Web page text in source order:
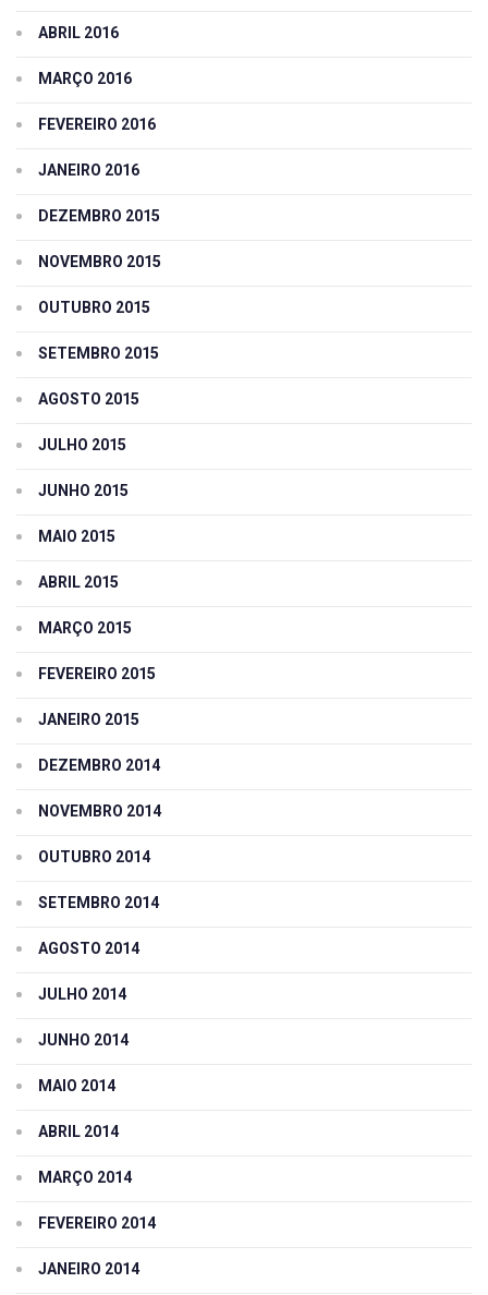
ABRIL 2016
MARÇO 2016
FEVEREIRO 2016
JANEIRO 2016
DEZEMBRO 2015
NOVEMBRO 2015
OUTUBRO 2015
SETEMBRO 2015
AGOSTO 2015
JULHO 2015
JUNHO 2015
MAIO 2015
ABRIL 2015
MARÇO 2015
FEVEREIRO 2015
JANEIRO 2015
DEZEMBRO 2014
NOVEMBRO 2014
OUTUBRO 2014
SETEMBRO 2014
AGOSTO 2014
JULHO 2014
JUNHO 2014
MAIO 2014
ABRIL 2014
MARÇO 2014
FEVEREIRO 2014
JANEIRO 2014